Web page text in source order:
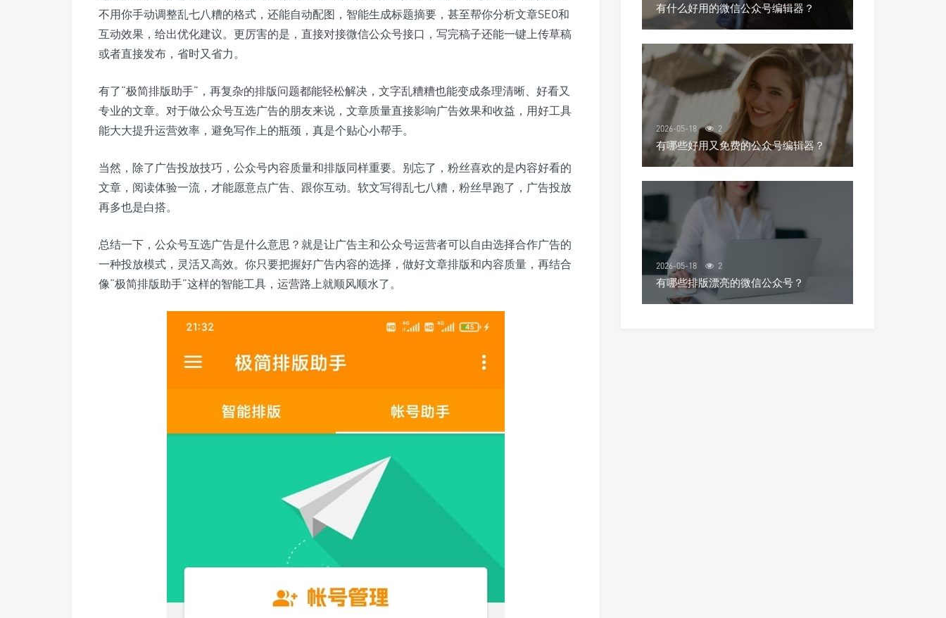
不用你手动调整乱七八糟的格式，还能自动配图，智能生成标题摘要，甚至帮你分析文章SEO和
互动效果，给出优化建议。更厉害的是，直接对接微信公众号接口，写完稿子还能一键上传草稿
或者直接发布，省时又省力。
有了“极简排版助手”，再复杂的排版问题都能轻松解决，文字乱糟糟也能变成条理清晰、好看又
专业的文章。对于做公众号互选广告的朋友来说，文章质量直接影响广告效果和收益，用好工具
能大大提升运营效率，避免写作上的瓶颈，真是个贴心小帮手。
当然，除了广告投放技巧，公众号内容质量和排版同样重要。别忘了，粉丝喜欢的是内容好看的
文章，阅读体验一流，才能愿意点广告、跟你互动。软文写得乱七八糟，粉丝早跑了，广告投放
再多也是白搭。
总结一下，公众号互选广告是什么意思？就是让广告主和公众号运营者可以自由选择合作广告的
一种投放模式，灵活又高效。你只要把握好广告内容的选择，做好文章排版和内容质量，再结合
像“极简排版助手”这样的智能工具，运营路上就顺风顺水了。
有什么好用的微信公众号编辑器？
2026-05-18 2
有哪些好用又免费的公众号编辑器？
2026-05-18 2
有哪些排版漂亮的微信公众号？